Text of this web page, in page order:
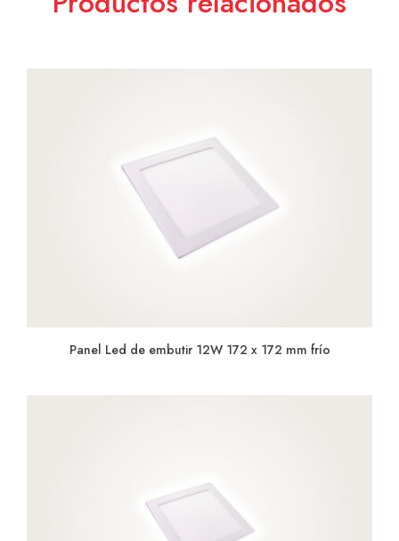
Panel Led de embutir 12W 172 x 172 mm frío